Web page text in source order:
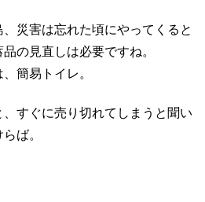
災害は忘れた頃にやってくると
の見直しは必要ですね。
簡易トイレ。
すぐに売り切れてしまうと聞い
ば。